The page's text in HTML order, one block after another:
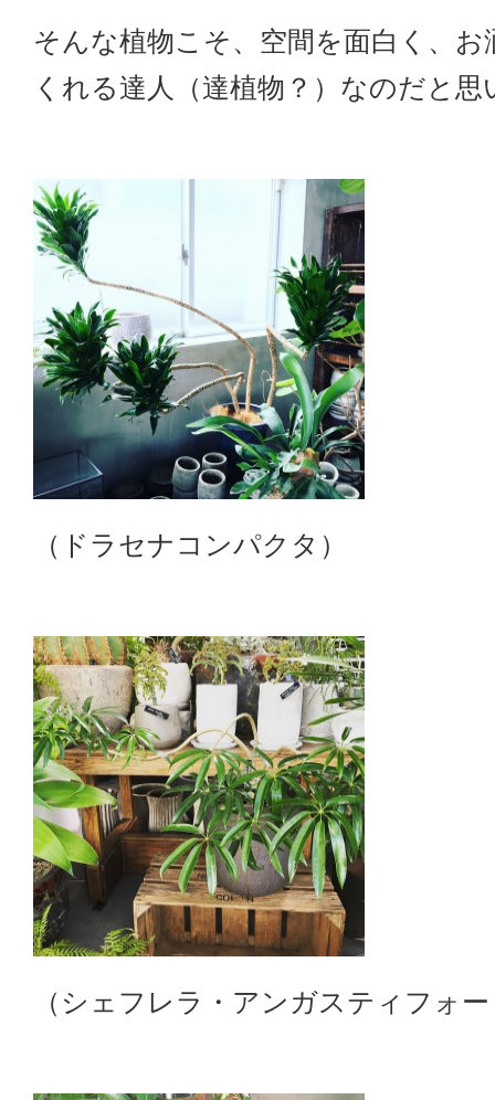
そんな植物こそ、空間を面白く、お
くれる達人（達植物？）なのだと思
（ドラセナコンパクタ）
（シェフレラ・アンガスティフォ